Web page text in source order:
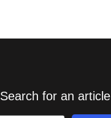
Search for an article